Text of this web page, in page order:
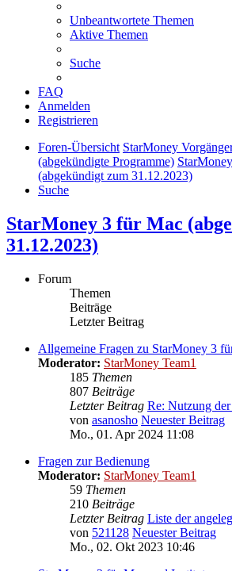
Unbeantwortete Themen
Aktive Themen
Suche
FAQ
Anmelden
Registrieren
Foren-Übersicht StarMoney
(abgekündigte Programme)
(abgekündigt zum 31.12.2023)
Suche
StarMoney 3 für Mac
31.12.2023)
Forum
Themen
Beiträge
Letzter Beitrag
Allgemeine Fragen zu StarMoney 3
Moderator: StarMoney Team1
185 Themen
807 Beiträge
Letzter Beitrag Re: Nutzung
von asanosho Neuester Beitrag
Mo., 01. Apr 2024 11:08
Fragen zur Bedienung
Moderator: StarMoney Team1
59 Themen
210 Beiträge
Letzter Beitrag Liste der
von 521128 Neuester Beitrag
Mo., 02. Okt 2023 10:46